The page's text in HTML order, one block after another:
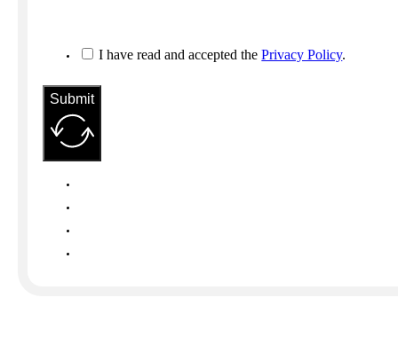
I have read and accepted thePrivacy Policy.
Submit